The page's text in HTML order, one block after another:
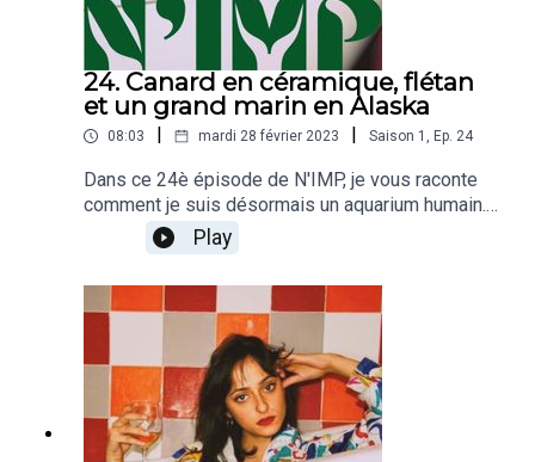
24. Canard en céramique, flétan
et un grand marin en Alaska
08:03 mardi 28 février 2023 Saison 1 , Ep. 24
Dans ce 24è épisode de N'IMP, je vous raconte
comment je suis désormais un aquarium humain.
Et je me prends pour Jacques Brel. Aussi.
Play